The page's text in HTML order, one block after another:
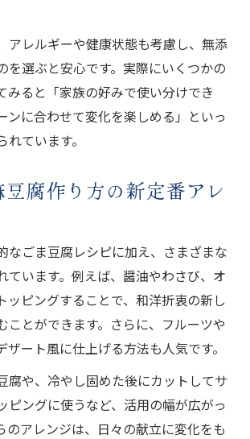
アレルギーや健康状態も考慮し、無添
を選ぶと安心です。実際にいくつかの
みると「家族の好みで使い分けでき
ンに合わせて変化を楽しめる」といっ
ています。
腐作り方の新定番アレ
なごま豆腐レシピに加え、さまざまな
ています。例えば、醤油やわさび、オ
ッピングすることで、和洋折衷の新し
ことができます。さらに、フルーツや
ザート風に仕上げる方法も人気です。
腐や、冷やし固めた後にカットしてサ
ピングに使うなど、活用の幅が広がっ
のアレンジは、日々の献立に変化をも